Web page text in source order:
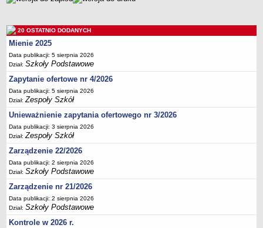
Specjalny Ośrodek nr 5
Dane podstawowe
Statut
Majątek
Godziny dyżurów
Ogłoszenie
Zarządzenia
Rejestry, ewidencje, archiwa
Sprawozdania
Deklaracja dostępności
PORADNIE PSYCHOLOGICZNO-PEDAGOGICZNE
Zespół Poradni
BIURO FINANSÓW OŚWIATY
Dane podstawowe
20 OSTATNIO DODANYCH
Mienie 2025
Data publikacji: 5 sierpnia 2026
Dział:Szkoły Podstawowe
Zapytanie ofertowe nr 4/2026
Data publikacji: 5 sierpnia 2026
Dział:Zespoły Szkół
Unieważnienie zapytania ofertowego nr 3/2026
Data publikacji: 3 sierpnia 2026
Dział:Zespoły Szkół
Zarządzenie 22/2026
Data publikacji: 2 sierpnia 2026
Dział:Szkoły Podstawowe
Zarządzenie nr 21/2026
Data publikacji: 2 sierpnia 2026
Dział:Szkoły Podstawowe
Kontrole w 2026 r.